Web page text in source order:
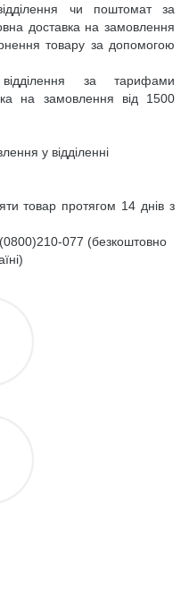
чи поштомат за
доставка на замовлення
товару за допомогою
за тарифами
на замовлення від 1500
у відділенні
товар протягом 14 днів з
077 (безкоштовно